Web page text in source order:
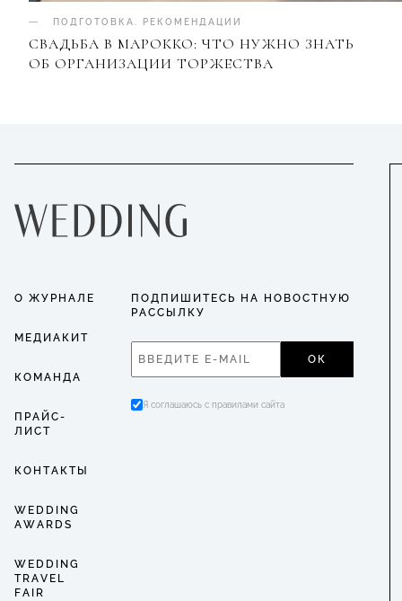
ПОДГОТОВКА. РЕКОМЕНДАЦИИ
СВАДЬБА В МАРОККО: ЧТО НУЖНО ЗНАТЬ
ОБ ОРГАНИЗАЦИИ ТОРЖЕСТВА
О ЖУРНАЛЕ
МЕДИАКИТ
КОМАНДА
ПРАЙС-
ЛИСТ
КОНТАКТЫ
WEDDING
AWARDS
WEDDING
TRAVEL
FAIR
ПОДПИШИТЕСЬ НА НОВОСТНУЮ
РАССЫЛКУ
ОК
Я соглашаюсь с правилами сайта